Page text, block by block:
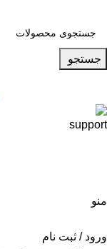
جستجو
منو
ورود / ثبت نام